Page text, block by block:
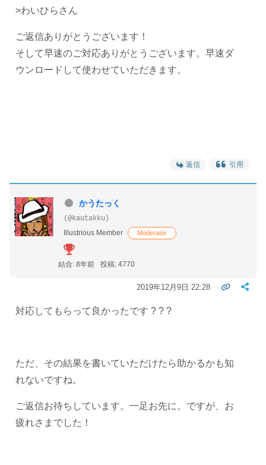
>わいひらさん
ご返信ありがとうございます！
そして早速のご対応ありがとうございます。早速ダ
ウンロードして使わせていただきます。
返信 引用
かうたっく
(@kautakku)
Illustrious Member
Moderator
結合: 8年前 投稿: 4770
2019年12月9日 22:28
対応してもらって良かったです ? ? ?
ただ、その結果を書いていただけたら助かるかも知
れないですね。
ご返信お待ちしています。一足お先に。ですが、お
疲れさまでした！